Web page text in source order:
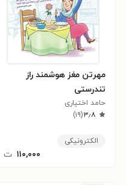
مهرتن مغز هوشمند راز
تندرستی
حامد اختیاری
۳٫۸(۱۹)
الکترونیکی
۱۱۰,۰۰۰ ت